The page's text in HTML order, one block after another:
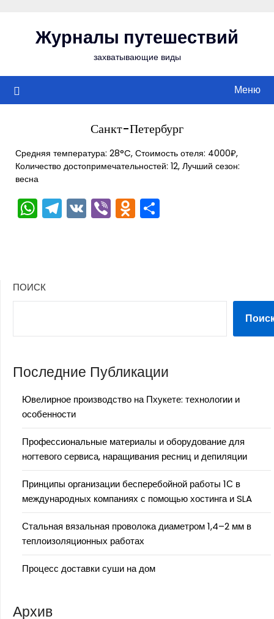
содержимомуЖурналы путешествий
захватывающие виды
Меню
Санкт-Петербург
Средняя температура: 28°C, Стоимость отеля: 4000₽,
Количество достопримечательностей: 12, Лучший сезон:
весна
WhatsApp
Telegram
VKViberOdnoklassniki
ПОИСК
Последние Публикации
Ювелирное производство на Пхукете: технологии и
особенности
Профессиональные материалы и оборудование для
ногтевого сервиса, наращивания ресниц и депиляции
Принципы организации бесперебойной работы 1С в
международных компаниях с помощью хостинга и SLA
Стальная вязальная проволока диаметром 1,4–2 мм в
теплоизоляционных работах
Процесс доставки суши на дом
Архив